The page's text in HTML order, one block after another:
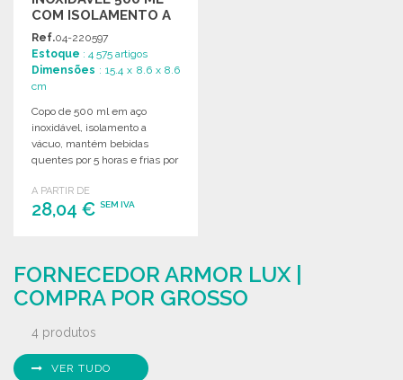
COM ISOLAMENTO A
PREÇO GROSSISTA
Ref.04-220597
Estoque : 4 575 artigos
Dimensões : 15.4 x 8.6 x 8.6
cm
Copo de 500 ml em aço
inoxidável, isolamento a
vácuo, mantém bebidas
quentes por 5 horas e frias por
A PARTIR DE
28,04 € SEM IVA
Solicitar um orçamento
FORNECEDOR ARMOR LUX |
COMPRA POR GROSSO
4 produtos
VER TUDO